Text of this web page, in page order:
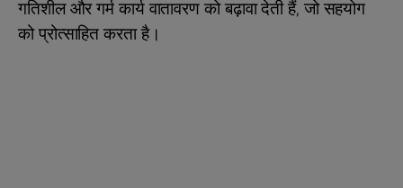
गतिशील और गर्म कार्य वातावरण को बढ़ावा देती हैं, जो सहयोग
को प्रोत्साहित करता है।